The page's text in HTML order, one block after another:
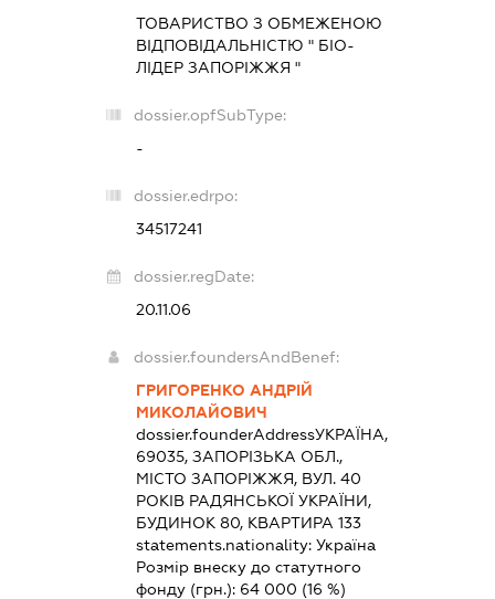
ТОВАРИСТВО З ОБМЕЖЕНОЮ
ВІДПОВІДАЛЬНІСТЮ " БІО-
ЛІДЕР ЗАПОРІЖЖЯ "
dossier.opfSubType:
-
dossier.edrpo:
34517241
dossier.regDate:
20.11.06
dossier.foundersAndBenef:
ГРИГОРЕНКО АНДРІЙ
МИКОЛАЙОВИЧ
dossier.founderAddressУКРАЇНА,
69035, ЗАПОРІЗЬКА ОБЛ.,
МІСТО ЗАПОРІЖЖЯ, ВУЛ. 40
РОКІВ РАДЯНСЬКОЇ УКРАЇНИ,
БУДИНОК 80, КВАРТИРА 133
statements.nationality: Україна
Розмір внеску до статутного
фонду (грн.): 64 000 (16 %)